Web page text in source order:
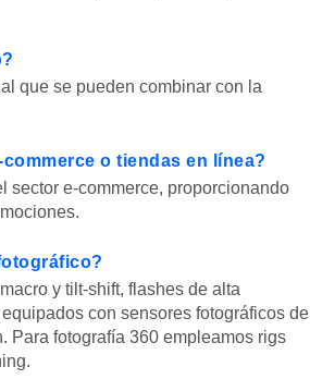
que se pueden combinar con la
o tiendas en línea?
sector e-commerce, proporcionando
y tilt-shift, flashes de alta
con sensores fotográficos de
Para fotografía 360 empleamos rigs